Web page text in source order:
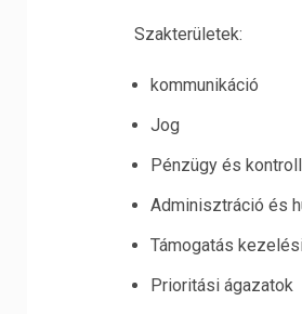
Szakterületek:
kommunikáció
Jog
Pénzügy és
Adminisztráció és
Támogatás
Prioritási ágazatok